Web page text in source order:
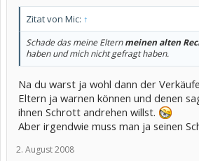
Zitat von Mic: ↑
Schade das meine Elternmeinen alten
haben und mich nicht gefragt haben.
Na du warst ja wohl dann der
Eltern ja warnen können und denen
ihnen Schrott andrehen willst.
Aber irgendwie muss man ja seinen
2. August 2008